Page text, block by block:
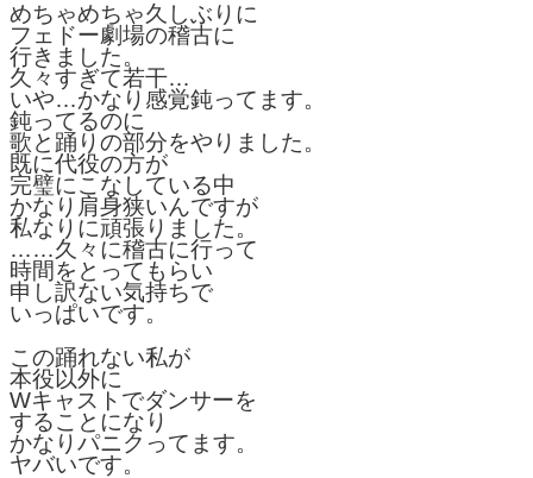
めちゃめちゃ久しぶりに
フェドー劇場の稽古に
行きました。
久々すぎて若干…
いや…かなり感覚鈍ってます。
鈍ってるのに
歌と踊りの部分をやりました。
既に代役の方が
完璧にこなしている中
かなり肩身狭いんですが
私なりに頑張りました。
……久々に稽古に行って
時間をとってもらい
申し訳ない気持ちで
いっぱいです。
この踊れない私が
本役以外に
Wキャストでダンサーを
することになり
かなりパニクってます。
ヤバいです。